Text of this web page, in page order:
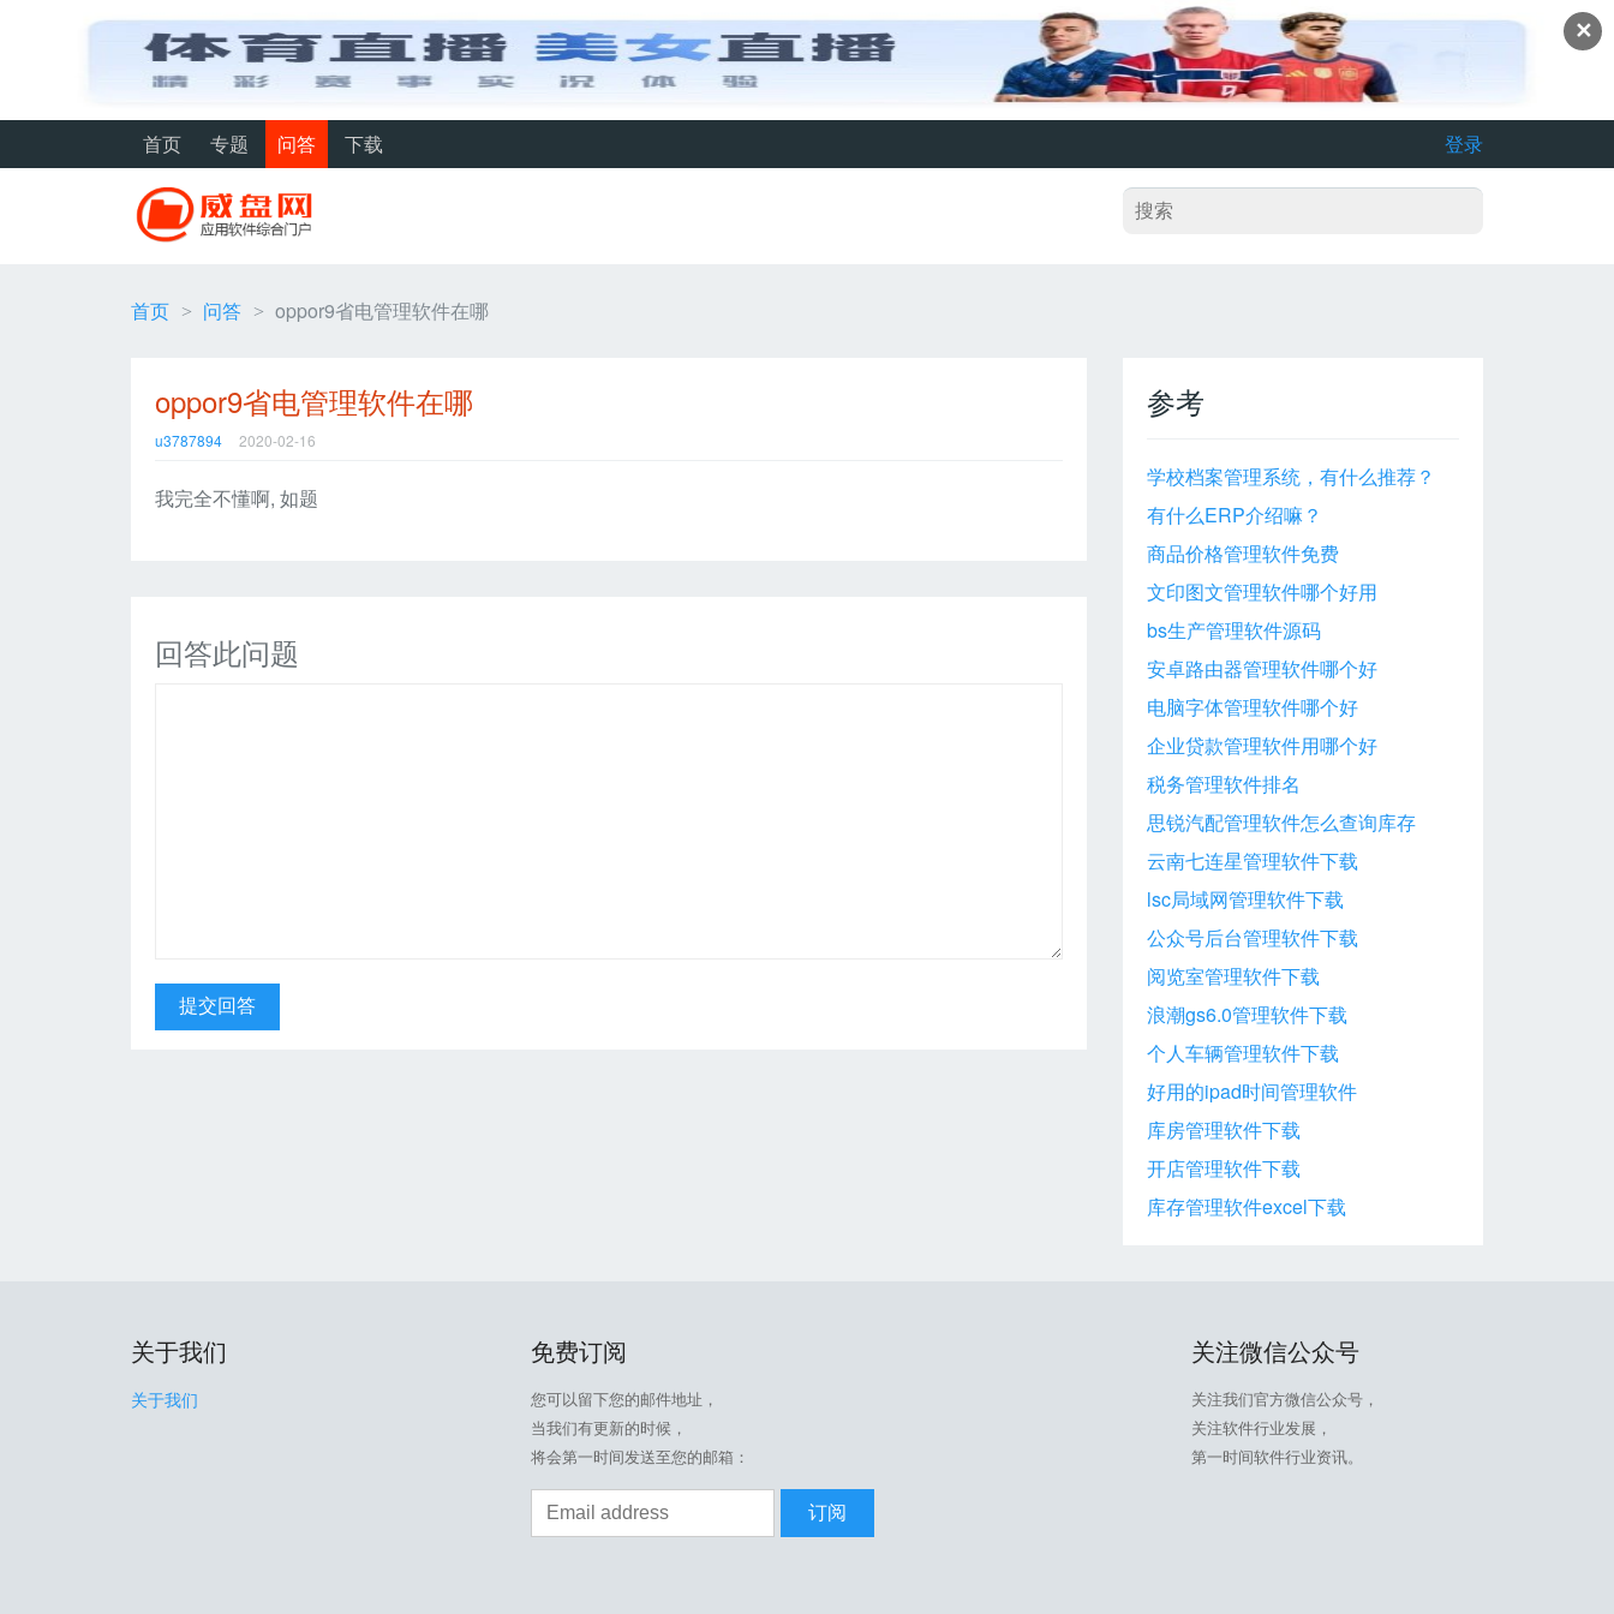
✕
首页 专题 问答 下载 登录
首页 > 问答 > oppor9省电管理软件在哪
oppor9省电管理软件在哪
u3787894 2020-02-16
我完全不懂啊, 如题
回答此问题
提交回答
参考
学校档案管理系统，有什么推荐？
有什么ERP介绍嘛？
商品价格管理软件免费
文印图文管理软件哪个好用
bs生产管理软件源码
安卓路由器管理软件哪个好
电脑字体管理软件哪个好
企业贷款管理软件用哪个好
税务管理软件排名
思锐汽配管理软件怎么查询库存
云南七连星管理软件下载
lsc局域网管理软件下载
公众号后台管理软件下载
阅览室管理软件下载
浪潮gs6.0管理软件下载
个人车辆管理软件下载
好用的ipad时间管理软件
库房管理软件下载
开店管理软件下载
库存管理软件excel下载
关于我们
关于我们
免费订阅
您可以留下您的邮件地址，
当我们有更新的时候，
将会第一时间发送至您的邮箱：
订阅
关注微信公众号
关注我们官方微信公众号，
关注软件行业发展，
第一时间软件行业资讯。